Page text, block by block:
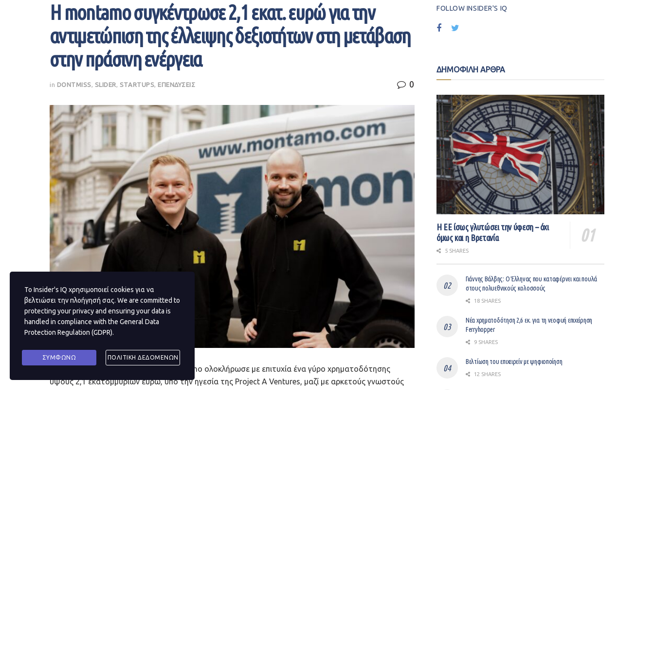
Η montamo συγκέντρωσε 2,1 εκατ. ευρώ για την
αντιμετώπιση της έλλειψης δεξιοτήτων στη μετάβαση
στην πράσινη ενέργεια
in DONTMISS, SLIDER, STARTUPS, ΕΠΕΝΔΥΣΕΙΣ 0
Η γερμανική νεοφυής επιχείρηση montamo ολοκλήρωσε με επιτυχία ένα γύρο χρηματοδότησης
ύψους 2,1 εκατομμυρίων ευρώ, υπό την ηγεσία της Project A Ventures, μαζί με αρκετούς γνωστούς
FOLLOW INSIDER'S IQ
ΔΗΜΟΦΙΛΗ ΑΡΘΡΑ
Η ΕΕ ίσως γλυτώσει την ύφεση – όχι
όμως και η Βρετανία
5 SHARES
Γιάννης Βάλβης: O Έλληνας που καταφέρνει και πουλά
στους πολυεθνικούς κολοσσούς
18 SHARES
Νέα χρηματοδότηση 2,6 εκ. για τη νεοφυή επιχείρηση
Ferryhopper
9 SHARES
Βελτίωση του επιχειρείν με ψηφιοποίηση
12 SHARES
Το Insider's IQ χρησιμοποιεί cookies για να
βελτιώσει την πλοήγησή σας. We are committed to
protecting your privacy and ensuring your data is
handled in compliance with the General Data
Protection Regulation (GDPR).
ΣΥΜΦΩΝΩ ΠΟΛΙΤΙΚΗ ΔΕΔΟΜΕΝΩΝ